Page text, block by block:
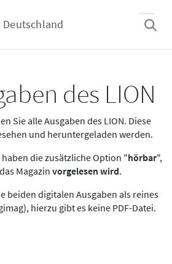
Deutschland
des LION
Sie alle Ausgaben des LION. Diese
und heruntergeladen werden.
die zusätzliche Option "hörbar",
Magazin vorgelesen wird.
beiden digitalen Ausgaben als reines
hierzu gibt es keine PDF-Datei.